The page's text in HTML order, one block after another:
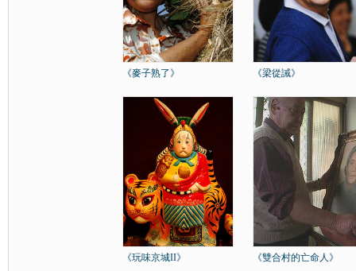
《麥子熟了》 《梁從誡》
《玩味京城II》 《雙合村的亡命人》